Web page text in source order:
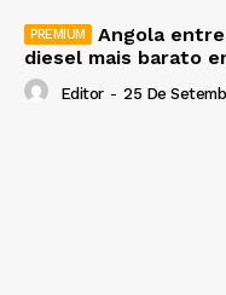
Angola
diesel mais barato
Editor - 25 De